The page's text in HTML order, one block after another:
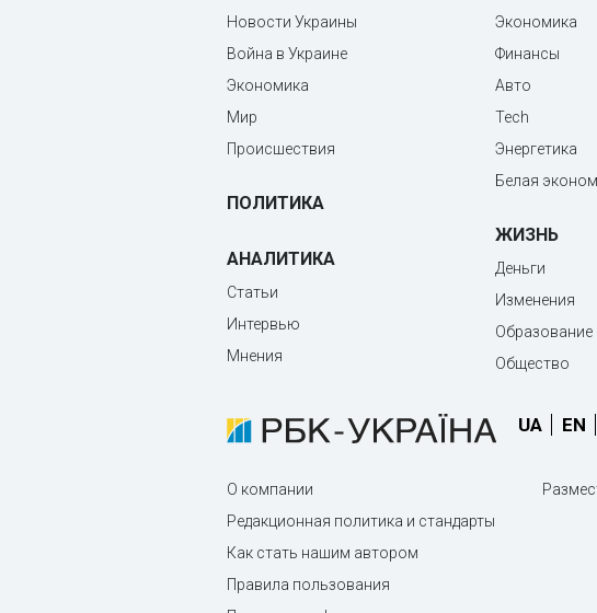
Новости Украины
Война в Украине
Экономика
Мир
Происшествия
ПОЛИТИКА
АНАЛИТИКА
Статьи
Интервью
Мнения
Экономика
Финансы
Авто
Tech
Энергетика
Белая
ЖИЗНЬ
Деньги
Изменения
Образование
Общество
UA EN
О компании
Редакционная политика и стандарты
Как стать нашим автором
Правила пользования